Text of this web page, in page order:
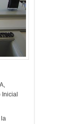
,
Inicial
la